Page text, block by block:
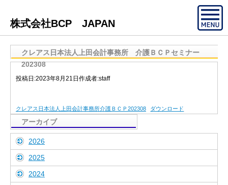
株式会社BCP JAPAN
クレアス日本法人上田会計事務所 介護ＢＣＰセミナー
202308
投稿日:2023年8月21日 作成者:staff
クレアス日本法人上田会計事務所介護ＢＣＰ202308 ダウンロード
アーカイブ
2026
2025
2024